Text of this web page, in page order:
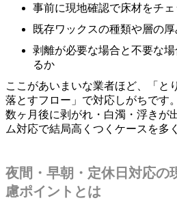
事前に現地確認で床材をチ
既存ワックスの種類や層の
剥離が必要な場合と不要な
るか
ここがあいまいな業者ほど、「と
落とすフロー」で対応しがちです
数ヶ月後に剥がれ・白濁・浮きが
ム対応で結局高くつくケースを多
夜間・早朝・定休日対応の
慮ポイントとは